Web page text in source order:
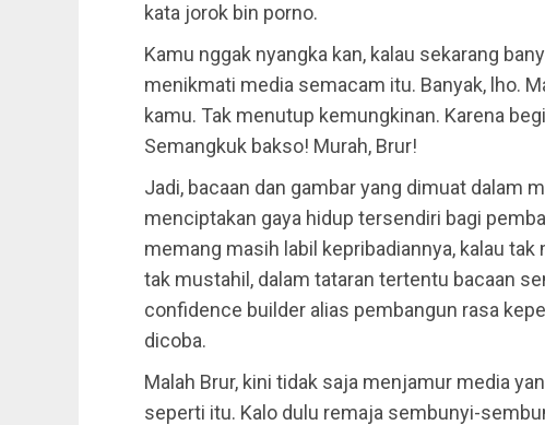
kata jorok bin porno.
Kamu nggak nyangka kan, kalau sekarang
menikmati media semacam itu. Banyak, lho.
kamu. Tak menutup kemungkinan. Karena
Semangkuk bakso! Murah, Brur!
Jadi, bacaan dan gambar yang dimuat dalam
menciptakan gaya hidup tersendiri bagi
memang masih labil kepribadiannya, kalau
tak mustahil, dalam tataran tertentu bacaan
confidence builder alias pembangun rasa
dicoba.
Malah Brur, kini tidak saja menjamur media
seperti itu. Kalo dulu remaja sembunyi-